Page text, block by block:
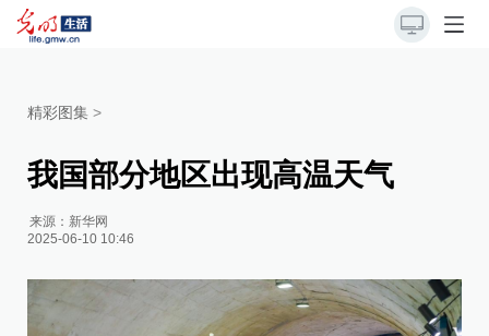
精彩图集 >
我国部分地区出现高温天气
来源： 新华网
2025-06-10 10:46